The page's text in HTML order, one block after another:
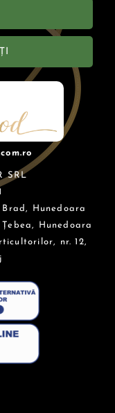
SRL
Hunedoara
Hunedoara
nr. 12,